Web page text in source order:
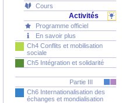
Cours
Activités
Programme officiel
En savoir plus
Ch4 Conflits et mobilisation
sociale
Ch5 Intégration et solidarité
Partie III
Ch6 Internationalisation des
échanges et mondialisation